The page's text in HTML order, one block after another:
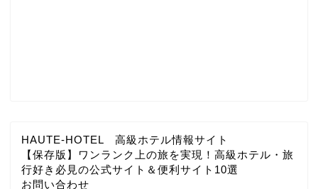
HAUTE-HOTEL 高級ホテル情報サイト
【保存版】ワンランク上の旅を実現！高級ホテル・旅
行好き必見の公式サイト＆便利サイト10選
お問い合わせ